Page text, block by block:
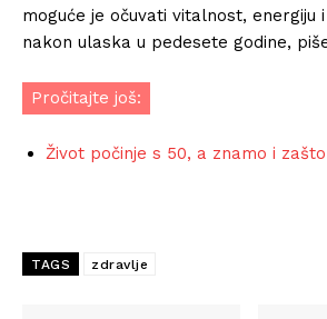
moguće je očuvati vitalnost, energiju
nakon ulaska u pedesete godine,
Pročitajte još:
Život počinje s 50, a znamo i zašto
TAGS zdravlje